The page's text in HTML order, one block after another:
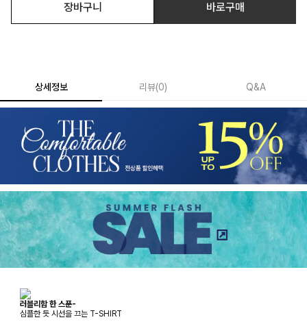
장바구니 바로구매
상세정보 리뷰(0) Q&A
러블리함 한 스푼-
심플한 듯 시선을 끄는 T-SHIRT